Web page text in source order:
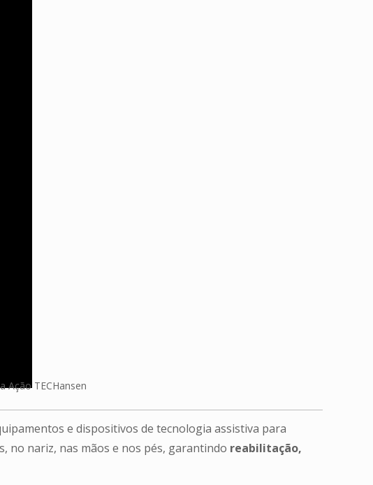
Ação TECHansen
e dispositivos de tecnologia assistiva para
no nariz, nas mãos e nos pés, garantindo reabilitação,